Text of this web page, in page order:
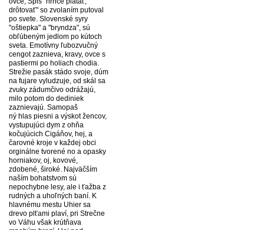
drôtovať" so zvolaním putoval
po svete. Slovenské syry
"oštiepka" a "bryndza", sú
obľúbeným jedlom po kútoch
sveta. Emotívny ľubozvučný
cengot zaznieva, kravy, ovce s
pastiermi po holiach chodia.
Strežie pasák stádo svoje, dúm
na fujare vyludzuje, od skál sa
zvuky zádumčivo odrážajú,
milo potom do dediniek
zaznievajú. Samopaš
ný hlas piesni a výskot žencov,
vystupujúci dym z ohňa
kočujúcich Cigáňov, hej, a
čarovné kroje v každej obci
orginálne tvorené no a opasky
horniakov, oj, kovové,
zdobené, široké. Najväčším
naším bohatstvom sú
nepochybne lesy, ale i ťažba z
rudných a uhoľných baní. K
hlavnému mestu Uhier sa
drevo plťami plaví, pri Strečne
vo Váhu však krútňava